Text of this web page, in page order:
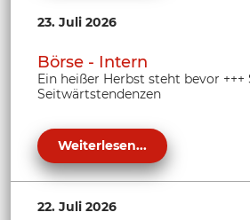
23. Juli 2026
Börse - Intern
Ein heißer Herbst steht bevor
Seitwärtstendenzen
Weiterlesen...
22. Juli 2026